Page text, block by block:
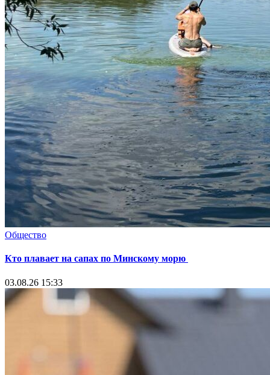
Общество
Кто плавает на сапах по Минскому морю
03.08.26 15:33